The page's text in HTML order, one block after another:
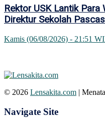
Rektor USK Lantik Para
Direktur Sekolah
Kamis (06/08/2026) - 21:51
© 2026 Lensakita.com |
Navigate Site